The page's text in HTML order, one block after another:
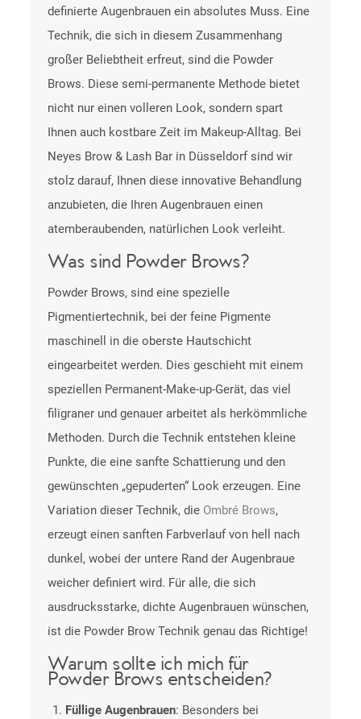
definierte Augenbrauen ein absolutes Muss. Eine
Technik, die sich in diesem Zusammenhang
großer Beliebtheit erfreut, sind die Powder
Brows. Diese semi-permanente Methode bietet
nicht nur einen volleren Look, sondern spart
Ihnen auch kostbare Zeit im Makeup-Alltag. Bei
Neyes Brow & Lash Bar in Düsseldorf sind wir
stolz darauf, Ihnen diese innovative Behandlung
anzubieten, die Ihren Augenbrauen einen
atemberaubenden, natürlichen Look verleiht.
Was sind Powder Brows?
Powder Brows, sind eine spezielle
Pigmentiertechnik, bei der feine Pigmente
maschinell in die oberste Hautschicht
eingearbeitet werden. Dies geschieht mit einem
speziellen Permanent-Make-up-Gerät, das viel
filigraner und genauer arbeitet als herkömmliche
Methoden. Durch die Technik entstehen kleine
Punkte, die eine sanfte Schattierung und den
gewünschten „gepuderten“ Look erzeugen. Eine
Variation dieser Technik, die Ombré Brows,
erzeugt einen sanften Farbverlauf von hell nach
dunkel, wobei der untere Rand der Augenbraue
weicher definiert wird. Für alle, die sich
ausdrucksstarke, dichte Augenbrauen wünschen,
ist die Powder Brow Technik genau das Richtige!
Warum sollte ich mich für
Powder Brows entscheiden?
Füllige Augenbrauen: Besonders bei